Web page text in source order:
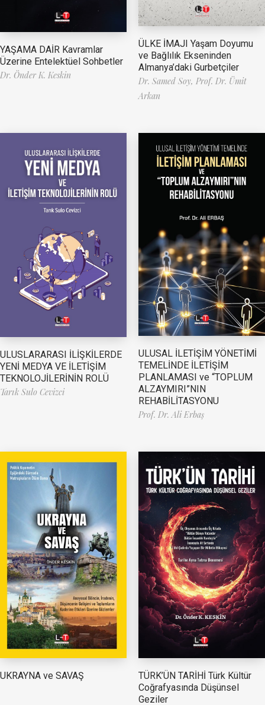
YAŞAMA DAİR Kavramlar
Üzerine Entelektüel Sohbetler
Dr. Önder K. Keskin
ÜLKE İMAJI Yaşam Doyumu
ve Bağlılık Ekseninden
Almanya’daki Gurbetçiler
Dr. Samed Soy, Prof. Dr. Ümit
Arkan
ULUSLARARASI İLİŞKİLERDE
YENİ MEDYA VE İLETİŞİM
TEKNOLOJİLERİNİN ROLÜ
Tarık Sulo Cevizci
ULUSAL İLETİŞİM YÖNETİMİ
TEMELİNDE İLETİŞİM
PLANLAMASI ve “TOPLUM
ALZAYMIRI”NIN
REHABİLİTASYONU
Prof. Dr. Ali Erbaş
UKRAYNA ve SAVAŞ
TÜRK’ÜN TARİHİ Türk Kültür
Coğrafyasında Düşünsel
Geziler